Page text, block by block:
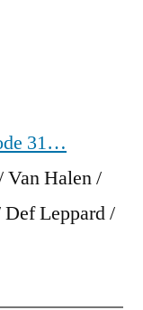
31…
Van Halen /
Leppard /